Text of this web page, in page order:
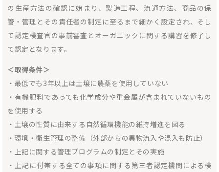
の生産方法の確認に始まり、製造工程、流通方法、商品の保
管・管理とその責任者の制定に至るまで細かく設定され、そし
て認定検査官の事前審査とオーガニックに関する講習を修了し
て認定となります。
＜取得条件＞
・最低でも3年以上は土壌に農薬を使用していない
・有機肥料であっても化学成分や重金属が含まれていないもの
を使用する
・土壌の性質に由来する自然循環機能の維持増進を図る
・環境・衛生管理の整備（外部からの異物流入や混入も防止）
・上記に関する管理プログラムの制定とその実施
・上記に付帯する全ての事項に関する第三者認定機関による検